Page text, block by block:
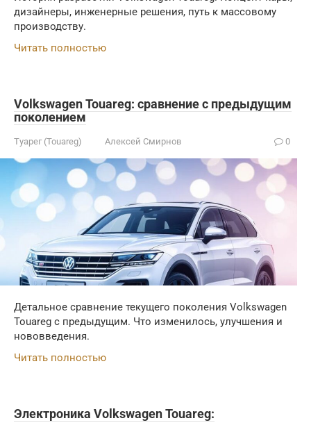
дизайнеры, инженерные решения, путь к массовому
производству.
Читать полностью
Volkswagen Touareg: сравнение с предыдущим
поколением
Туарег (Touareg) Алексей Смирнов 0
Детальное сравнение текущего поколения Volkswagen
Touareg с предыдущим. Что изменилось, улучшения и
нововведения.
Читать полностью
Электроника Volkswagen Touareg: